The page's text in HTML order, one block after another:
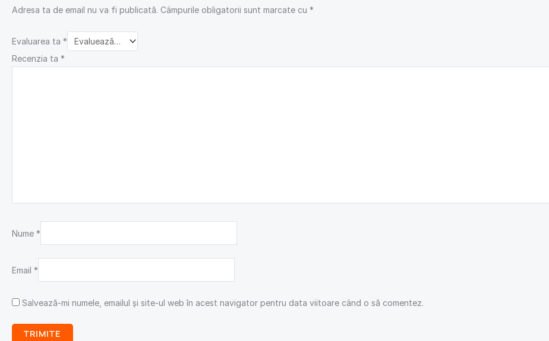
Adresa ta de email nu va fi publicată. Câmpurile obligatorii sunt marcate cu *
Evaluarea ta *
Recenzia ta *
Nume *
Email *
Salvează-mi numele, emailul și site-ul web în acest navigator pentru data viitoare când o să comentez.